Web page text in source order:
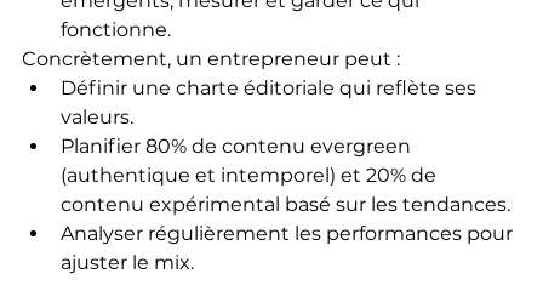
fonctionne.
Concrètement, un entrepreneur peut :
Définir une charte éditoriale qui reflète ses
valeurs.
Planifier 80% de contenu evergreen
(authentique et intemporel) et 20% de
contenu expérimental basé sur les tendances.
Analyser régulièrement les performances pour
ajuster le mix.